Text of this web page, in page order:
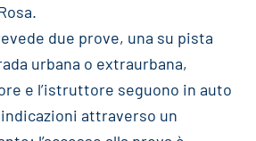
due prove, una su pista
urbana o extraurbana,
e l’istruttore seguono in auto
indicazioni attraverso un